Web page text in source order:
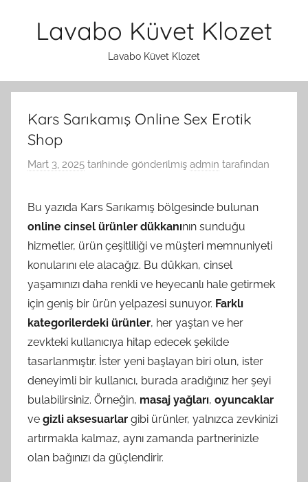
Lavabo Küvet Klozet
Lavabo Küvet Klozet
Kars Sarıkamış Online Sex Erotik
Shop
Mart 3, 2025 tarihinde gönderilmiş admin tarafından
Bu yazıda Kars Sarıkamış bölgesinde bulunan
online cinsel ürünler dükkanının sunduğu
hizmetler, ürün çeşitliliği ve müşteri memnuniyeti
konularını ele alacağız. Bu dükkan, cinsel
yaşamınızı daha renkli ve heyecanlı hale getirmek
için geniş bir ürün yelpazesi sunuyor. Farklı
kategorilerdeki ürünler, her yaştan ve her
zevkteki kullanıcıya hitap edecek şekilde
tasarlanmıştır. İster yeni başlayan biri olun, ister
deneyimli bir kullanıcı, burada aradığınız her şeyi
bulabilirsiniz. Örneğin, masaj yağları, oyuncaklar
ve gizli aksesuarlar gibi ürünler, yalnızca zevkinizi
artırmakla kalmaz, aynı zamanda partnerinizle
olan bağınızı da güçlendirir.